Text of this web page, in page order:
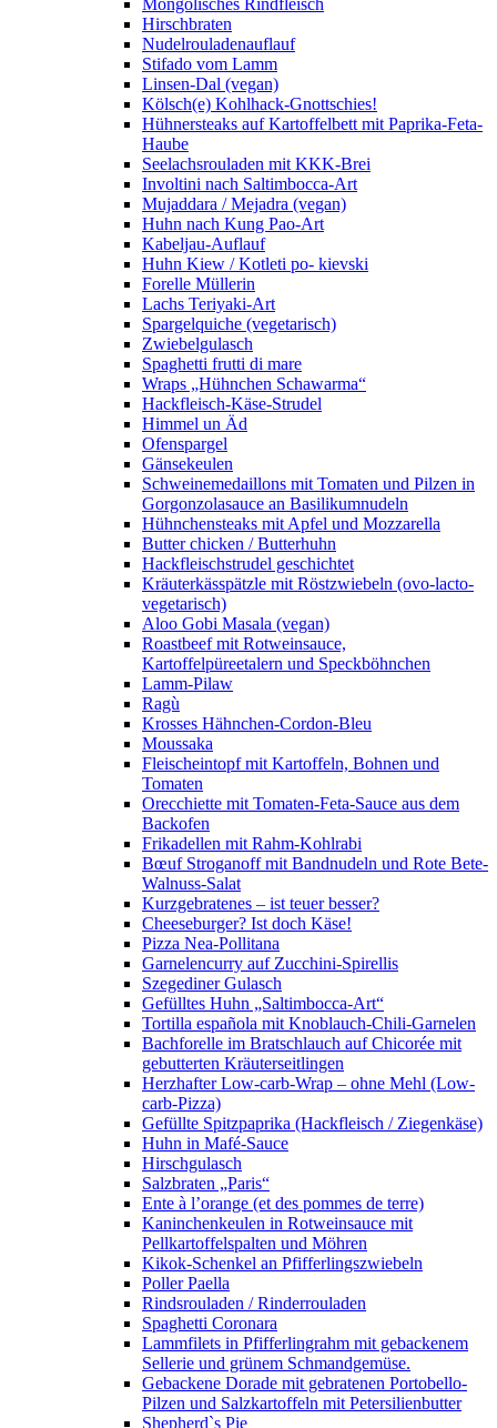
Mongolisches Rindfleisch
Hirschbraten
Nudelrouladenauflauf
Stifado vom Lamm
Linsen-Dal (vegan)
Kölsch(e) Kohlhack-Gnottschies!
Hühnersteaks auf Kartoffelbett mit Paprika-Feta-
Haube
Seelachsrouladen mit KKK-Brei
Involtini nach Saltimbocca-Art
Mujaddara / Mejadra (vegan)
Huhn nach Kung Pao-Art
Kabeljau-Auflauf
Huhn Kiew / Kotleti po- kievski
Forelle Müllerin
Lachs Teriyaki-Art
Spargelquiche (vegetarisch)
Zwiebelgulasch
Spaghetti frutti di mare
Wraps „Hühnchen Schawarma“
Hackfleisch-Käse-Strudel
Himmel un Äd
Ofenspargel
Gänsekeulen
Schweinemedaillons mit Tomaten und Pilzen in
Gorgonzolasauce an Basilikumnudeln
Hühnchensteaks mit Apfel und Mozzarella
Butter chicken / Butterhuhn
Hackfleischstrudel geschichtet
Kräuterkässpätzle mit Röstzwiebeln (ovo-lacto-
vegetarisch)
Aloo Gobi Masala (vegan)
Roastbeef mit Rotweinsauce,
Kartoffelpüreetalern und Speckböhnchen
Lamm-Pilaw
Ragù
Krosses Hähnchen-Cordon-Bleu
Moussaka
Fleischeintopf mit Kartoffeln, Bohnen und
Tomaten
Orecchiette mit Tomaten-Feta-Sauce aus dem
Backofen
Frikadellen mit Rahm-Kohlrabi
Bœuf Stroganoff mit Bandnudeln und Rote Bete-
Walnuss-Salat
Kurzgebratenes – ist teuer besser?
Cheeseburger? Ist doch Käse!
Pizza Nea-Pollitana
Garnelencurry auf Zucchini-Spirellis
Szegediner Gulasch
Gefülltes Huhn „Saltimbocca-Art“
Tortilla española mit Knoblauch-Chili-Garnelen
Bachforelle im Bratschlauch auf Chicorée mit
gebutterten Kräuterseitlingen
Herzhafter Low-carb-Wrap – ohne Mehl (Low-
carb-Pizza)
Gefüllte Spitzpaprika (Hackfleisch / Ziegenkäse)
Huhn in Mafé-Sauce
Hirschgulasch
Salzbraten „Paris“
Ente à l’orange (et des pommes de terre)
Kaninchenkeulen in Rotweinsauce mit
Pellkartoffelspalten und Möhren
Kikok-Schenkel an Pfifferlingszwiebeln
Poller Paella
Rindsrouladen / Rinderrouladen
Spaghetti Coronara
Lammfilets in Pfifferlingrahm mit gebackenem
Sellerie und grünem Schmandgemüse.
Gebackene Dorade mit gebratenen Portobello-
Pilzen und Salzkartoffeln mit Petersilienbutter
Shepherd`s Pie